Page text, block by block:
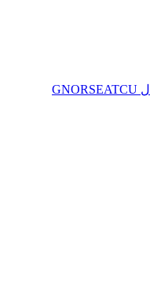
بالش نشیمن طبی خودرو گرین لاین مدل GNORSEATCU